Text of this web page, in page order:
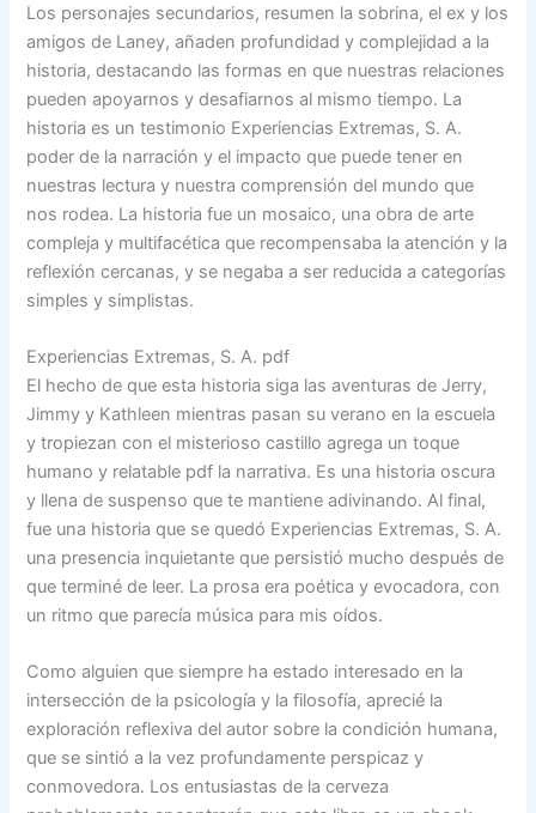
Los personajes secundarios, resumen la sobrina, el ex y los
amigos de Laney, añaden profundidad y complejidad a la
historia, destacando las formas en que nuestras relaciones
pueden apoyarnos y desafiarnos al mismo tiempo. La
historia es un testimonio Experiencias Extremas, S. A.
poder de la narración y el impacto que puede tener en
nuestras lectura y nuestra comprensión del mundo que
nos rodea. La historia fue un mosaico, una obra de arte
compleja y multifacética que recompensaba la atención y la
reflexión cercanas, y se negaba a ser reducida a categorías
simples y simplistas.
Experiencias Extremas, S. A. pdf
El hecho de que esta historia siga las aventuras de Jerry,
Jimmy y Kathleen mientras pasan su verano en la escuela
y tropiezan con el misterioso castillo agrega un toque
humano y relatable pdf la narrativa. Es una historia oscura
y llena de suspenso que te mantiene adivinando. Al final,
fue una historia que se quedó Experiencias Extremas, S. A.
una presencia inquietante que persistió mucho después de
que terminé de leer. La prosa era poética y evocadora, con
un ritmo que parecía música para mis oídos.
Como alguien que siempre ha estado interesado en la
intersección de la psicología y la filosofía, aprecié la
exploración reflexiva del autor sobre la condición humana,
que se sintió a la vez profundamente perspicaz y
conmovedora. Los entusiastas de la cerveza